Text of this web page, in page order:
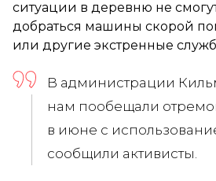
ситуации в деревню не
добраться машины скорой
или другие экстренные
В администрации
нам пообещали
в июне с
сообщили активисты.